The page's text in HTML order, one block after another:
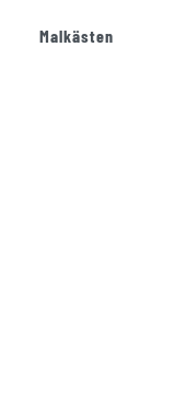
Malkästen